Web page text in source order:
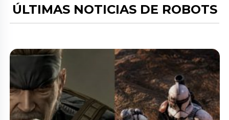
ÚLTIMAS NOTICIAS DE ROBOTS